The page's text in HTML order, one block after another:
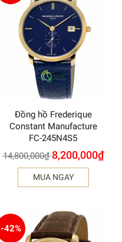
Đồng hồ Frederique
Constant Manufacture
FC-245N4S5
14,800,000₫ 8,200,000₫
MUA NGAY
-42%